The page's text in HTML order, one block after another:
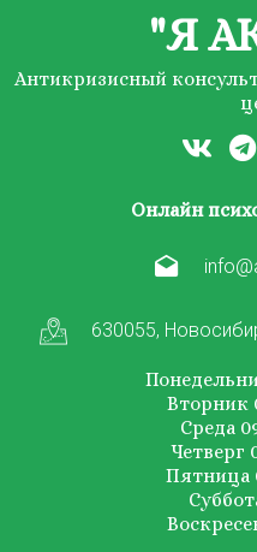
"Я
Антикризисный
Онлайн
630055,
Вторник
Среда
Четверг
Пятница